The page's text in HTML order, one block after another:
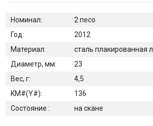
Номинал:
2 песо
Год:
2012
Материал:
сталь плакированная
Диаметр, мм:
23
Вес, г:
4,5
KM#(Y#):
136
Состояние :
на скане